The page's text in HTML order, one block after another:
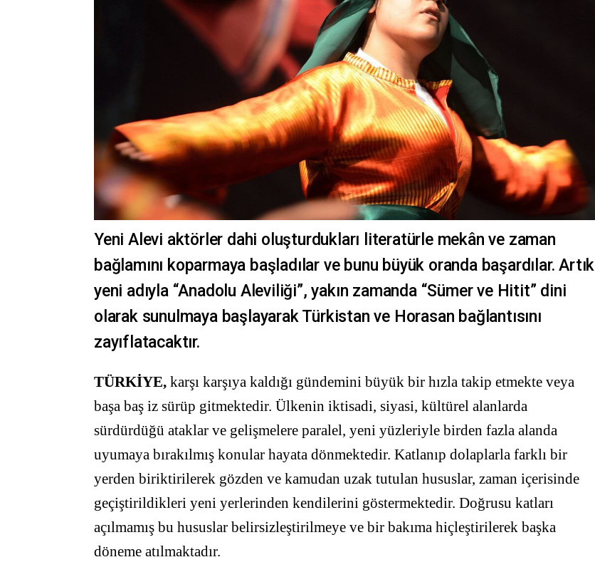
Yeni Alevi aktörler dahi oluşturdukları literatürle mekân ve zaman
bağlamını koparmaya başladılar ve bunu büyük oranda başardılar. Artık
yeni adıyla “Anadolu Aleviliği”, yakın zamanda “Sümer ve Hitit” dini
olarak sunulmaya başlayarak Türkistan ve Horasan bağlantısını
zayıflatacaktır.
TÜRKİYE, karşı karşıya kaldığı gündemini büyük bir hızla takip etmekte veya
başa baş iz sürüp gitmektedir. Ülkenin iktisadi, siyasi, kültürel alanlarda
sürdürdüğü ataklar ve gelişmelere paralel, yeni yüzleriyle birden fazla alanda
uyumaya bırakılmış konular hayata dönmektedir. Katlanıp dolaplarla farklı bir
yerden biriktirilerek gözden ve kamudan uzak tutulan hususlar, zaman içerisinde
geçiştirildikleri yeni yerlerinden kendilerini göstermektedir. Doğrusu katları
açılmamış bu hususlar belirsizleştirilmeye ve bir bakıma hiçleştirilerek başka
döneme atılmaktadır.